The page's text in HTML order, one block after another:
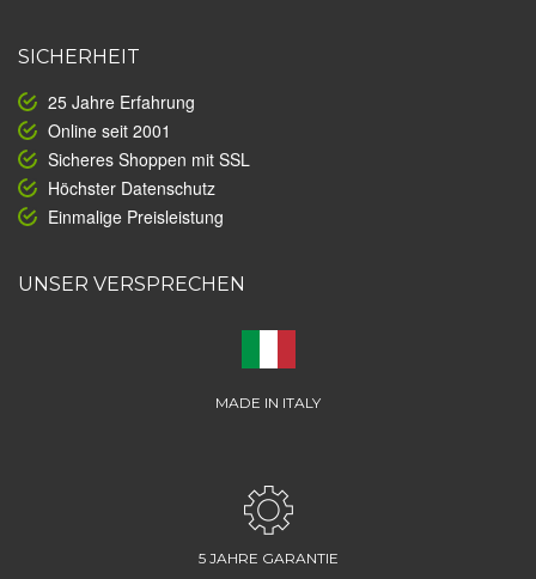
SICHERHEIT
25 Jahre Erfahrung
Online seit 2001
Sicheres Shoppen mit SSL
Höchster Datenschutz
Einmalige Preisleistung
UNSER VERSPRECHEN
MADE IN ITALY
5 JAHRE GARANTIE